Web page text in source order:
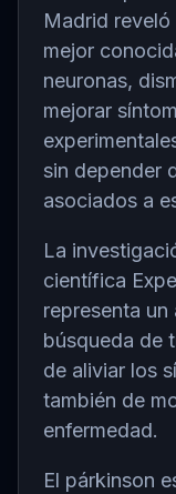
Madrid
mejor
neuronas,
mejorar
sin depender
asociados a
La
científica
representa
búsqueda de
de aliviar los
también de
enfermedad.
El párkinson